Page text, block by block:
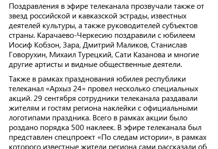
Поздравления в эфире телеканала прозвучали также от
звезд российской и кавказской эстрады, известных
деятелей культуры, а также руководителей субъектов
страны. Карачаево-Черкесию поздравили с юбилеем
Иосиф Кобзон, Зара, Дмитрий Маликов, Станислав
Говорухин, Михаил Турецкий, Сати Казанова и многие
другие артисты и видные общественные деятели.
Также в рамках празднования юбилея республики
телеканал «Архыз 24» провел несколько специальных
акций. 29 сентября сотрудники телеканала раздавали
жителям и гостям региона наклейки с официальными
логотипами праздника. Всего в рамках акции было
роздано порядка 500 наклеек. В эфире телеканала был
представлен спецпроект «По следам истории», в рамках
которого известные жители региона сами рассказали об